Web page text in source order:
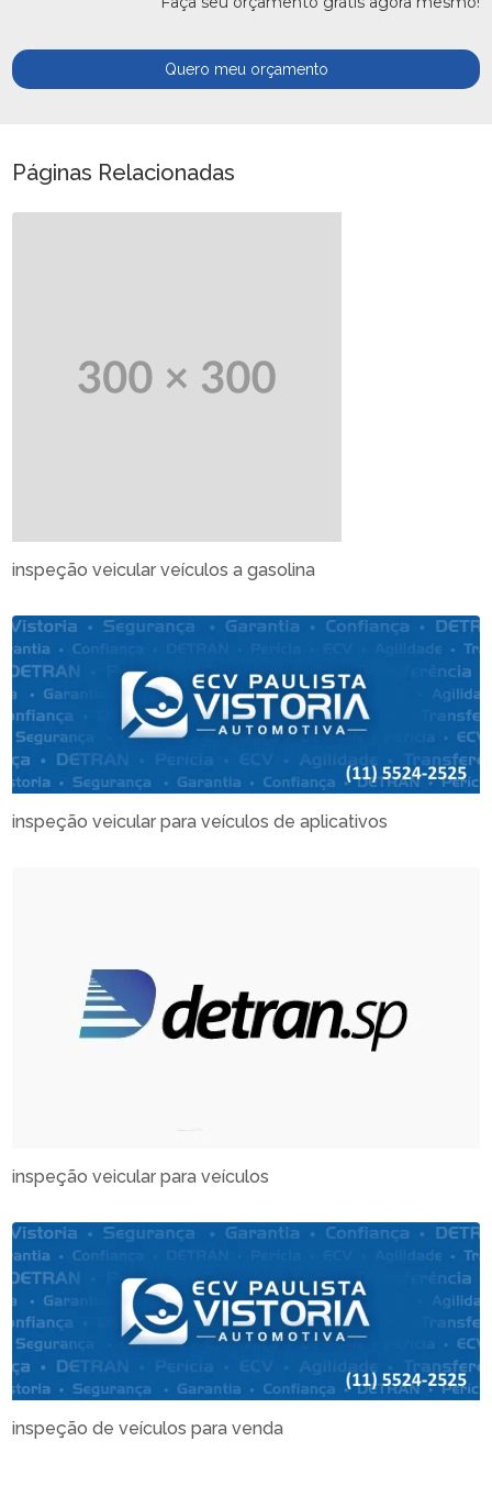
Quero meu orçamento
Páginas Relacionadas
inspeção veicular veículos a gasolina
inspeção veicular para veículos de aplicativos
inspeção veicular para veículos
inspeção de veículos para venda